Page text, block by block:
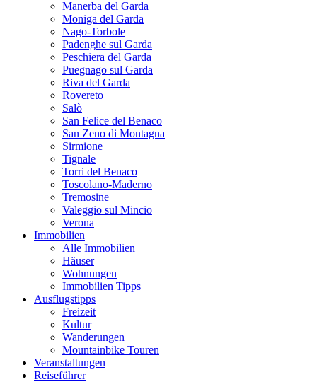
Manerba del Garda
Moniga del Garda
Nago-Torbole
Padenghe sul Garda
Peschiera del Garda
Puegnago sul Garda
Riva del Garda
Rovereto
Salò
San Felice del Benaco
San Zeno di Montagna
Sirmione
Tignale
Torri del Benaco
Toscolano-Maderno
Tremosine
Valeggio sul Mincio
Verona
Immobilien
Alle Immobilien
Häuser
Wohnungen
Immobilien Tipps
Ausflugstipps
Freizeit
Kultur
Wanderungen
Mountainbike Touren
Veranstaltungen
Reiseführer